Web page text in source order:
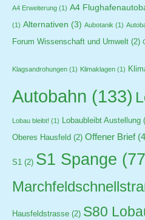
A4 Erweiterung (1) A4
(1) Alternativen (3) Aubotanik (1)
Forum Wissenschaft und Umwelt (2)
Klagsandrohungen (1) Klimaklagen (1)
Autobahn (133)
Lobau bleibt! (1) Lobaubleibt Austellung
Oberes Hausfeld (2) Offener Brief
S1 (2) S1 Spange
Hausfeldstrasse (2) S80